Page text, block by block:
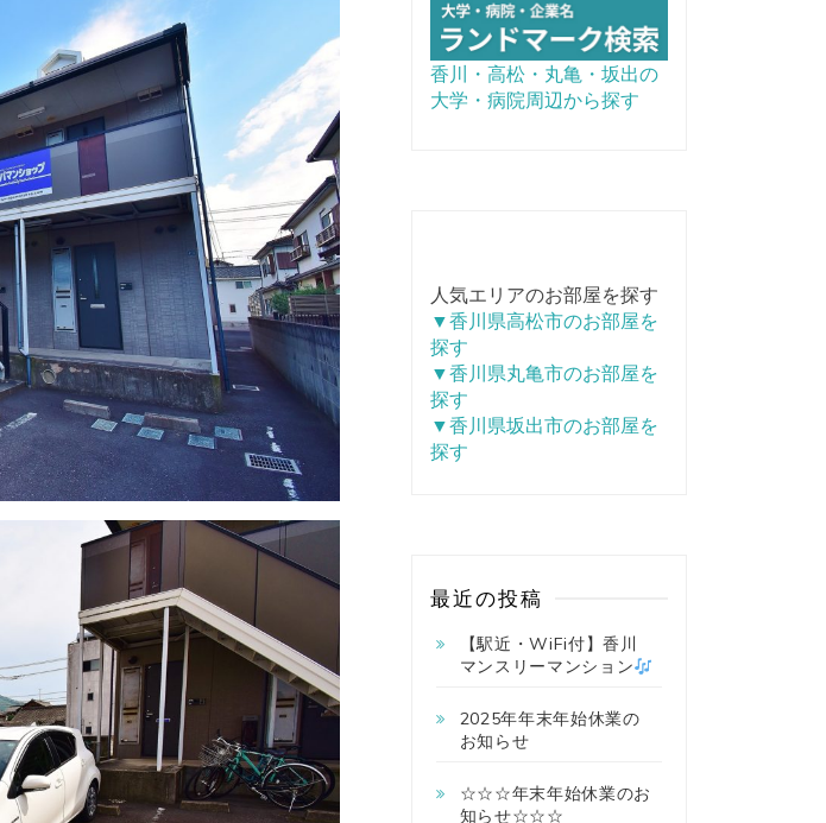
香川・高松・丸亀・坂出の
大学・病院周辺から探す
人気エリアのお部屋を探す
▼香川県高松市のお部屋を
探す
▼香川県丸亀市のお部屋を
探す
▼香川県坂出市のお部屋を
探す
最近の投稿
【駅近・WiFi付】香川
マンスリーマンション
2025年年末年始休業の
お知らせ
☆☆☆年末年始休業のお
知らせ☆☆☆